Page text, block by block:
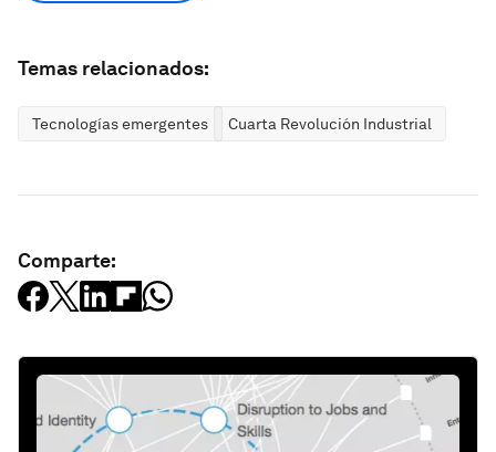
Temas relacionados:
Tecnologías emergentes Cuarta Revolución Industrial
Comparte: